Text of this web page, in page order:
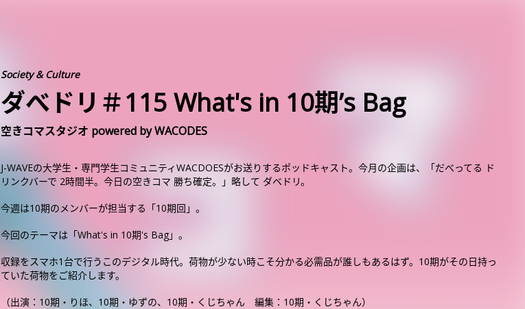
Society & Culture
ダべドリ＃115 What's in 10期’s Bag
空きコマスタジオ powered by WACODES
J-WAVEの大学生・専門学生コミュニティWACDOESがお送りするポッドキャスト。今月の企画は、「だべってる ド
リンクバーで 2時間半。今日の空きコマ 勝ち確定。」略して ダベドリ。
今週は10期のメンバーが担当する「10期回」。
今回のテーマは「What's in 10期's Bag」。
収録をスマホ1台で行うこのデジタル時代。荷物が少ない時こそ分かる必需品が誰しもあるはず。10期がその日持っ
ていた荷物をご紹介します。
（出演：10期・りほ、10期・ゆずの、10期・くじちゃん 編集：10期・くじちゃん）